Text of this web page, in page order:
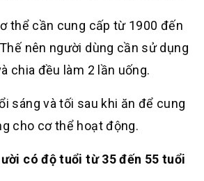
thể cần cung cấp từ 1900 đến
nên người dùng cần sử dụng
chia đều làm 2 lần uống.
sáng và tối sau khi ăn để cung
cho cơ thể hoạt động.
có độ tuổi từ 35 đến 55 tuổi